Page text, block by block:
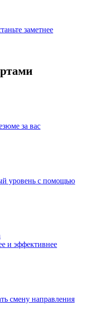
заметнее
за вас
уровень с помощью
и эффективнее
смену направления